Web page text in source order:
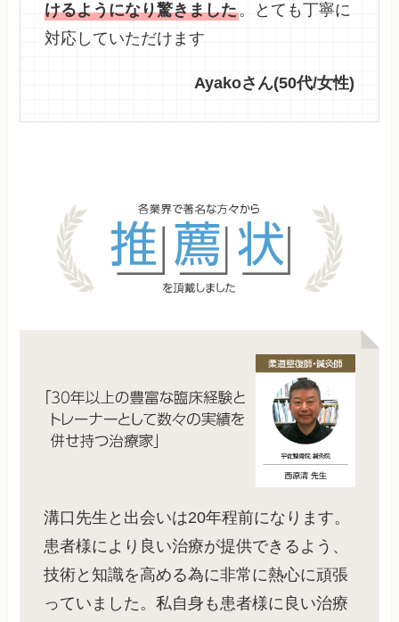
けるようになり驚きました。とても丁寧に
対応していただけます
Ayakoさん(50代/女性)
溝口先生と出会いは20年程前になります。
患者様により良い治療が提供できるよう、
技術と知識を高める為に非常に熱心に頑張
っていました。私自身も患者様に良い治療